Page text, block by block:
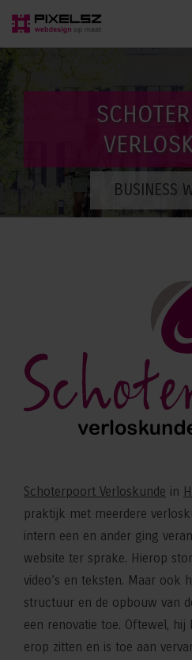
BUSINESS
Schoterpoort Verloskunde in
praktijk met meerdere
intern een en ander ging
website ter sprake. Hierop
video’s en teksten. Maar ook
structuur en de opbouw van
een renovatie toe. Oftewel, hij
erop zitten en is toe aan